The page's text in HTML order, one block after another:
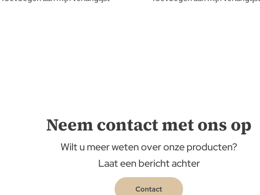
Neem contact met ons op
Wilt u meer weten over onze producten?
Laat een bericht achter
Contact